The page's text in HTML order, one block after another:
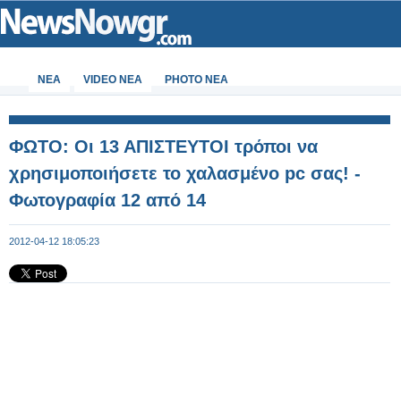
ΝΕΑ VIDEO NEA PHOTO NEA
ΦΩΤΟ: Οι 13 ΑΠΙΣΤΕΥΤΟΙ τρόποι να
χρησιμοποιήσετε το χαλασμένο pc σας! -
Φωτογραφία 12 από 14
2012-04-12 18:05:23